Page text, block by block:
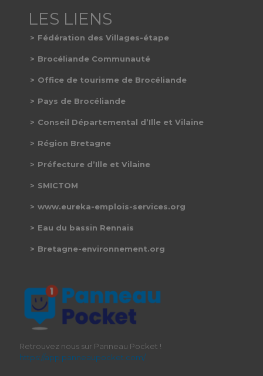
Fédération des Villages-étape
Brocéliande Communauté
Office de tourisme de Brocéliande
Pays de Brocéliande
Conseil Départemental d’Ille et Vilaine
Région Bretagne
Préfecture d’Ille et Vilaine
SMICTOM
www.eureka-emplois-services.org
Eau du bassin Rennais
Bretagne-environnement.org
Retrouvez nous sur Panneau Pocket !
https://app.panneaupocket.com/